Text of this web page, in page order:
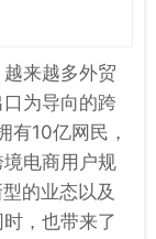
来越多外贸
为导向的跨
有10亿网民，
电商用户规
的业态以及
，也带来了